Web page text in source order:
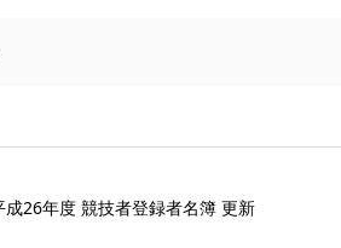
成26年度 競技者登録者名簿 更新